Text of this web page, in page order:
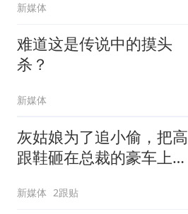
新媒体
难道这是传说中的摸头
杀？
新媒体
灰姑娘为了追小偷，把高
跟鞋砸在总裁的豪车上，
新媒体 2跟贴